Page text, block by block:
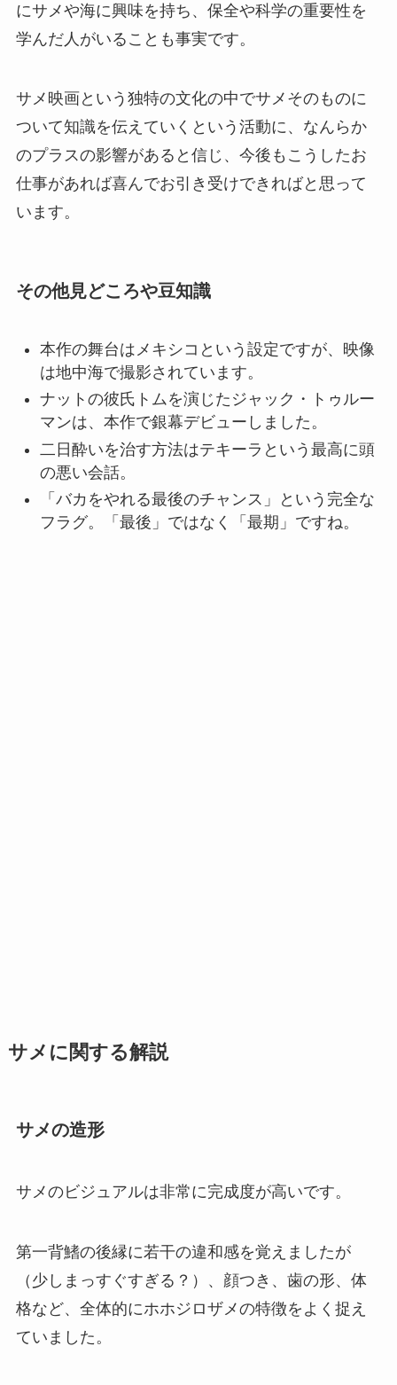
にサメや海に興味を持ち、保全や科学の重要性を
学んだ人がいることも事実です。
サメ映画という独特の文化の中でサメそのものに
ついて知識を伝えていくという活動に、なんらか
のプラスの影響があると信じ、今後もこうしたお
仕事があれば喜んでお引き受けできればと思って
います。
その他見どころや豆知識
本作の舞台はメキシコという設定ですが、映像
は地中海で撮影されています。
ナットの彼氏トムを演じたジャック・トゥルー
マンは、本作で銀幕デビューしました。
二日酔いを治す方法はテキーラという最高に頭
の悪い会話。
「バカをやれる最後のチャンス」という完全な
フラグ。「最後」ではなく「最期」ですね。
サメに関する解説
サメの造形
サメのビジュアルは非常に完成度が高いです。
第一背鰭の後縁に若干の違和感を覚えましたが
（少しまっすぐすぎる？）、顔つき、歯の形、体
格など、全体的にホホジロザメの特徴をよく捉え
ていました。